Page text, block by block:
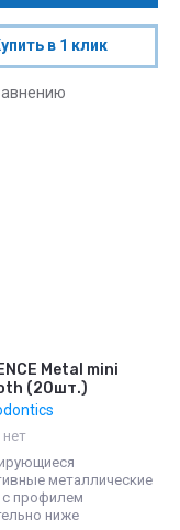
в 1 клик
Metal mini
(20шт.)
нет
металлические
профилем
ниже